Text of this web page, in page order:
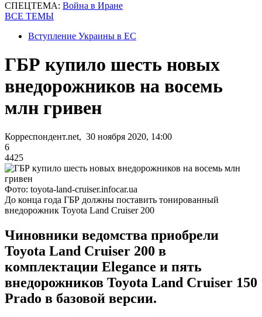
СПЕЦТЕМА: Война в Иране
ВСЕ ТЕМЫ
Вступление Украины в ЕС
ГБР купило шесть новых
внедорожников на восемь
млн гривен
Корреспондент.net, 30 ноября 2020, 14:00
6
4425
Фото: toyota-land-cruiser.infocar.ua
До конца года ГБР должны поставить тонированный
внедорожник Toyota Land Cruiser 200
Чиновники ведомства приобрели
Toyota Land Cruiser 200 в
комплектации Elegance и пять
внедорожников Toyota Land Cruiser 150
Prado в базовой версии.